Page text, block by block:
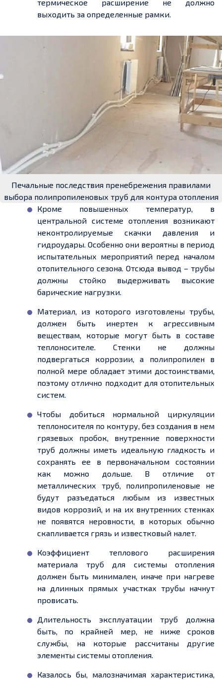
термическое расширение не должно
выходить за определенные рамки.
Печальные последствия пренебрежения правилами
выбора полипропиленовых труб для контура отопления
Кроме повышенных температур, в
центральной системе отопления возникают
неконтролируемые скачки давления и
гидроудары. Особенно они вероятны в период
испытательных мероприятий перед началом
отопительного сезона. Отсюда вывод – трубы
должны стойко выдерживать высокие
барические нагрузки.
Материал, из которого изготовлены трубы,
должен быть инертен к агрессивным
веществам, которые могут быть в составе
теплоносителе. Стенки не должны
подвергаться коррозии, а полипропилен в
полной мере обладает этими достоинствами,
поэтому отлично подходит для отопительных
систем.
Чтобы добиться нормальной циркуляции
теплоносителя по контуру, без создания в нем
грязевых пробок, внутренние поверхности
труб должны иметь идеальную гладкость и
сохранять ее в первоначальном состоянии
как можно дольше. В отличие от
металлических труб, полипропиленовые не
будут разъедаться любым из известных
видов коррозий, и на их внутренних стенках
не появятся неровности, в которых обычно
скапливается грязь и известковый налет.
Коэффициент теплового расширения
материала труб для системы отопления
должен быть минимален, иначе при нагреве
на длинных прямых участках трубы начнут
провисать.
Длительность эксплуатации труб должна
быть, по крайней мер, не ниже сроков
службы, на которые рассчитаны другие
элементы системы отопления.
Казалось бы, малозначимая характеристика,